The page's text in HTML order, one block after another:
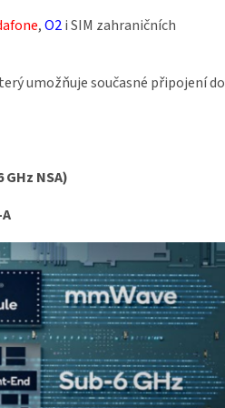
,O2i SIM zahraničních
umožňuje současné připojení do
GHz NSA)